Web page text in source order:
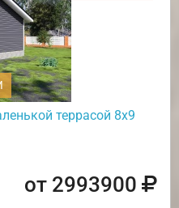
террасой 8х9
от 2993900